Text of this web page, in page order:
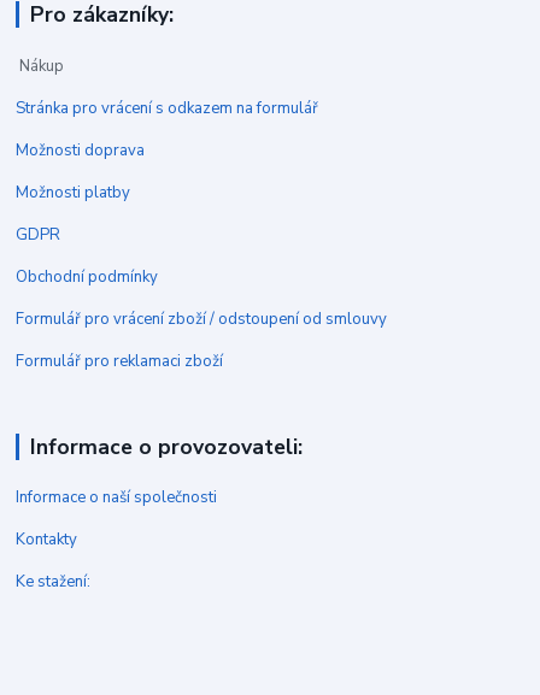
Pro zákazníky:
Nákup
Stránka pro vrácení s odkazem na formulář
Možnosti doprava
Možnosti platby
GDPR
Obchodní podmínky
Formulář pro vrácení zboží / odstoupení od smlouvy
Formulář pro reklamaci zboží
Informace o provozovateli:
Informace o naší společnosti
Kontakty
Ke stažení: